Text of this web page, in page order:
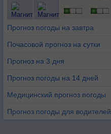
Прогноз погоды на завтра
Почасовой прогноз на сутки
Прогноз на 3 дня
Прогноз погоды на 14 дней
Медицинский прогноз погоды
Прогноз погоды для водителей